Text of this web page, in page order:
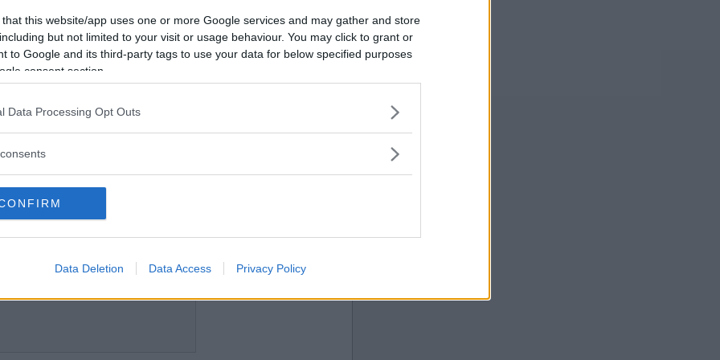
that this website/app uses one or more Google services and may gather and store
but not limited to your visit or usage behaviour. You may click to grant or
to Google and its third-party tags to use your data for below specified purposes
consent section.
Data Processing Opt Outs
Data Deletion Data Access Privacy Policy
det var ett vettigt nyanserat inlägg.
på skärmen, hur förminskar jag?
är så iPad-skadad att jag inte minns.
Vill du bli
medlem?